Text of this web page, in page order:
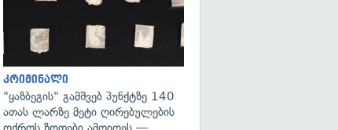
კრიმინალი
"ყაზბეგის" გამშვებ პუნქტზე 140
ათას ლარზე მეტი ღირებულების